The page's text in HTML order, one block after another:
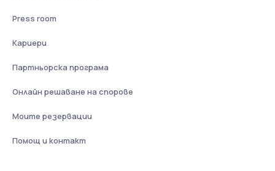
Press room
Кариери
Партньорска програма
Онлайн решаване на спорове
Моите резервации
Помощ и контакт